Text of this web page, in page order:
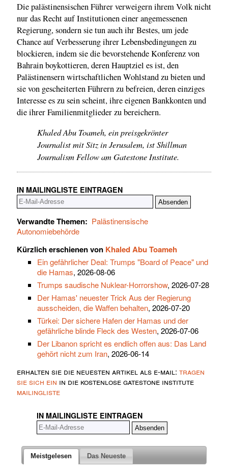
Die palästinensischen Führer verweigern ihrem Volk nicht
nur das Recht auf Institutionen einer angemessenen
Regierung, sondern sie tun auch ihr Bestes, um jede
Chance auf Verbesserung ihrer Lebensbedingungen zu
blockieren, indem sie die bevorstehende Konferenz von
Bahrain boykottieren, deren Hauptziel es ist, den
Palästinensern wirtschaftlichen Wohlstand zu bieten und
sie von gescheiterten Führern zu befreien, deren einziges
Interesse es zu sein scheint, ihre eigenen Bankkonten und
die ihrer Familienmitglieder zu bereichern.
Khaled Abu Toameh, ein preisgekrönter
Journalist mit Sitz in Jerusalem, ist Shillman
Journalism Fellow am Gatestone Institute.
IN MAILINGLISTE EINTRAGEN
Verwandte Themen: Palästinensische
Autonomiebehörde
Kürzlich erschienen von Khaled Abu Toameh
Ein gefährlicher Deal: Trumps "Board of Peace" und
die Hamas, 2026-08-06
Trumps saudische Nuklear-Horrorshow, 2026-07-28
Der Hamas' neuester Trick Aus der Regierung
ausscheiden, die Waffen behalten, 2026-07-20
Türkei: Der sichere Hafen der Hamas und der
gefährliche blinde Fleck des Westen, 2026-07-06
Der Libanon spricht es endlich offen aus: Das Land
gehört nicht zum Iran, 2026-06-14
erhalten sie die neuesten artikel als e-mail: tragen
sie sich ein in die kostenlose gatestone institute
mailingliste
IN MAILINGLISTE EINTRAGEN
Meistgelesen Das Neueste